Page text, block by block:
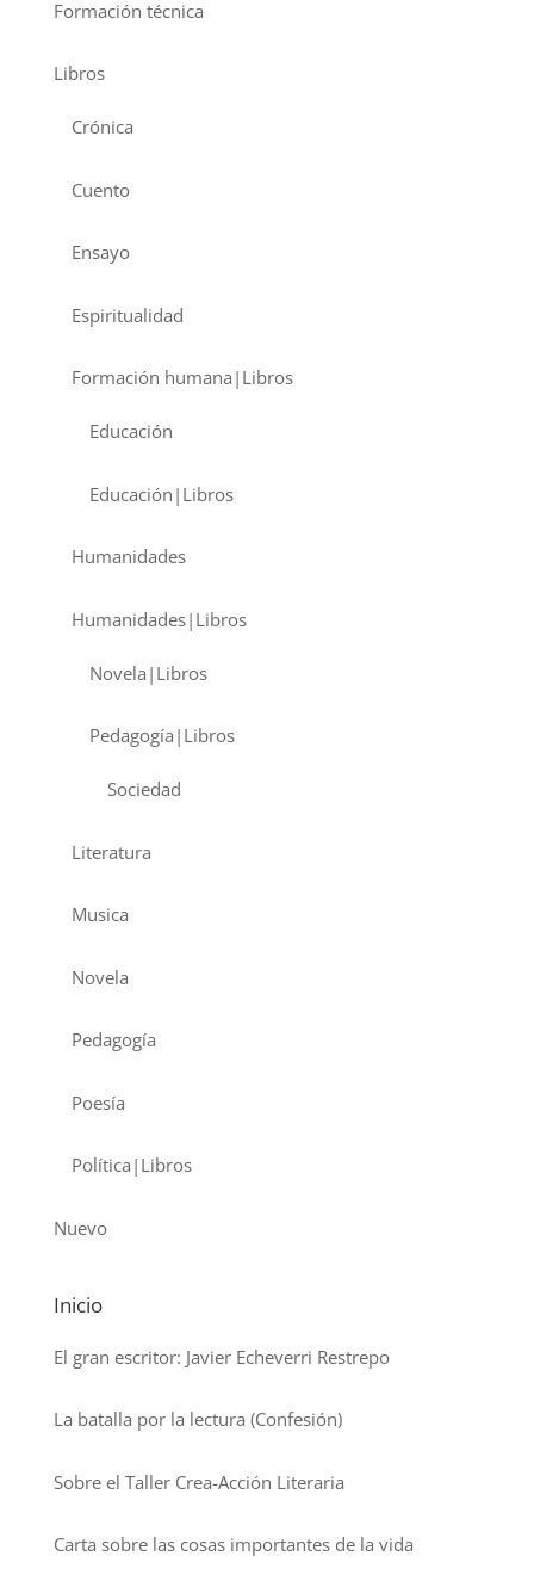
Formación técnica
Libros
Crónica
Cuento
Ensayo
Espiritualidad
Formación humana|Libros
Educación
Educación|Libros
Humanidades
Humanidades|Libros
Novela|Libros
Pedagogía|Libros
Sociedad
Literatura
Musica
Novela
Pedagogía
Poesía
Política|Libros
Nuevo
Inicio
El gran escritor: Javier Echeverri Restrepo
La batalla por la lectura (Confesión)
Sobre el Taller Crea-Acción Literaria
Carta sobre las cosas importantes de la vida